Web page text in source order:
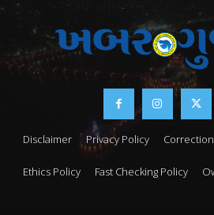
Disclaimer Privacy Policy
Ethics Policy Fast Checking Policy